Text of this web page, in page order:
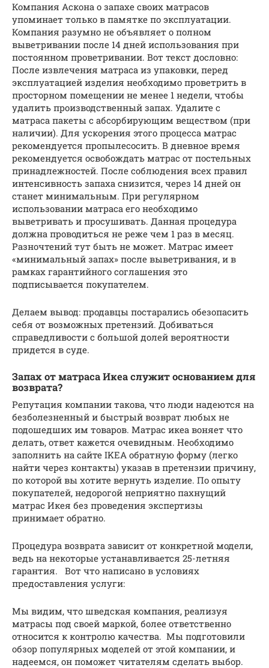
Компания Аскона о запахе своих матрасов
упоминает только в памятке по эксплуатации.
Компания разумно не объявляет о полном
выветривании после 14 дней использования при
постоянном проветривании. Вот текст дословно:
После извлечения матраса из упаковки, перед
эксплуатацией изделия необходимо проветрить в
просторном помещении не менее 1 недели, чтобы
удалить производственный запах. Удалите с
матраса пакеты с абсорбирующим веществом (при
наличии). Для ускорения этого процесса матрас
рекомендуется пропылесосить. В дневное время
рекомендуется освобождать матрас от постельных
принадлежностей. После соблюдения всех правил
интенсивность запаха снизится, через 14 дней он
станет минимальным. При регулярном
использовании матраса его необходимо
выветривать и просушивать. Данная процедура
должна проводиться не реже чем 1 раз в месяц.
Разночтений тут быть не может. Матрас имеет
«минимальный запах» после выветривания, и в
рамках гарантийного соглашения это
подписывается покупателем.
Делаем вывод: продавцы постарались обезопасить
себя от возможных претензий. Добиваться
справедливости с большой долей вероятности
придется в суде.
Запах от матраса Икеа служит основанием для
возврата?
Репутация компании такова, что люди надеются на
безболезненный и быстрый возврат любых не
подошедших им товаров. Матрас икеа воняет что
делать, ответ кажется очевидным. Необходимо
заполнить на сайте IKEA обратную форму (легко
найти через контакты) указав в претензии причину,
по которой вы хотите вернуть изделие. По опыту
покупателей, недорогой неприятно пахнущий
матрас Икея без проведения экспертизы
принимает обратно.
Процедура возврата зависит от конкретной модели,
ведь на некоторые устанавливается 25-летняя
гарантия. Вот что написано в условиях
предоставления услуги:
Мы видим, что шведская компания, реализуя
матрасы под своей маркой, более ответственно
относится к контролю качества. Мы подготовили
обзор популярных моделей от этой компании, и
надеемся, он поможет читателям сделать выбор.